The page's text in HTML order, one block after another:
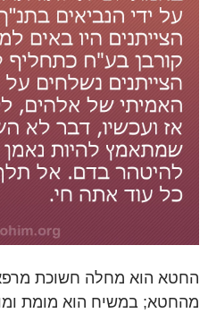
החטא הוא מחלה חשוכת מרפא
מהחטא; במשיח הוא מומת